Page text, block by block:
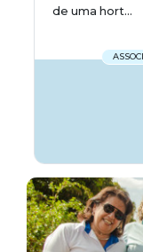
de uma hort...